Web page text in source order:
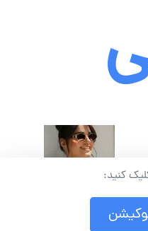
کنید: